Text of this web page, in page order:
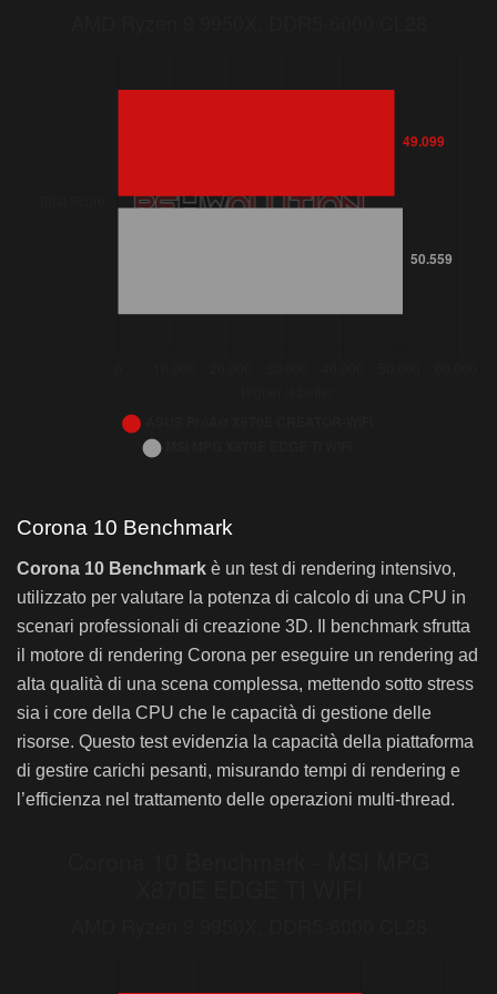
ASUS ProArt X670E CREATOR-WIFI
Total Score 49.099
Corona 10 Benchmark
Corona 10 Benchmark è un test di rendering intensivo,
utilizzato per valutare la potenza di calcolo di una CPU in
scenari professionali di creazione 3D. Il benchmark sfrutta
il motore di rendering Corona per eseguire un rendering ad
alta qualità di una scena complessa, mettendo sotto stress
sia i core della CPU che le capacità di gestione delle
risorse. Questo test evidenzia la capacità della piattaforma
di gestire carichi pesanti, misurando tempi di rendering e
l’efficienza nel trattamento delle operazioni multi-thread.